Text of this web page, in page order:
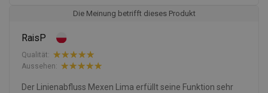
Die Meinung betrifft dieses Produkt
RaisP
Qualität:
Aussehen:
Der Linienabfluss Mexen Lima erfüllt seine Funktion sehr